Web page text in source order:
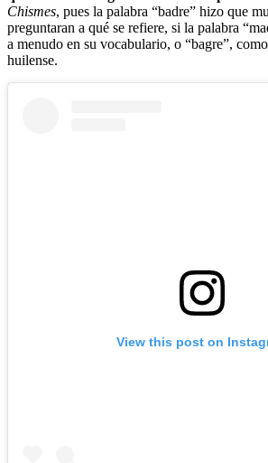
Chismes, pues la palabra “badre” hizo que
preguntaran a qué se refiere, si la palabra
a menudo en su vocabulario, o “bagre”,
huilense.
View this post on